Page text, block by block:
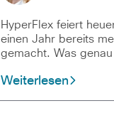
HyperFlex feiert
einen Jahr bereits
gemacht. Was genau
Weiterlesen